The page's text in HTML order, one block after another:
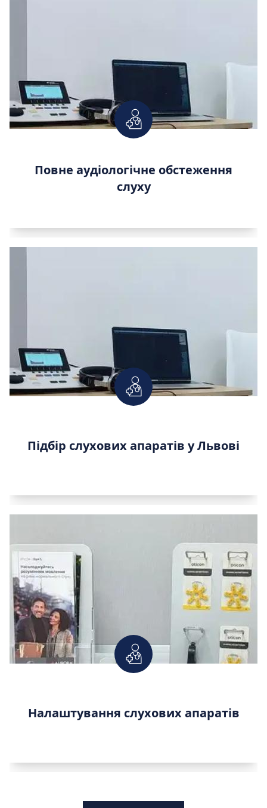
Повне аудіологічне обстеження
слуху
Підбір слухових апаратів у Львові
Налаштування слухових апаратів